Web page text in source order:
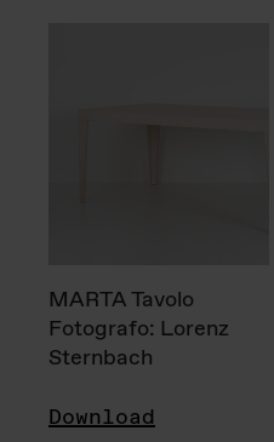
MARTA Tavolo
Fotografo: Lorenz
Sternbach
Download